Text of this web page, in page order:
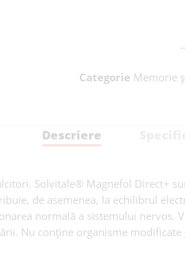
Categorie Memorie
Descriere
Solvitale® Magnefol Direct+
de asemenea, la echilibrul
normală a sistemului
Nu conține organisme modificate